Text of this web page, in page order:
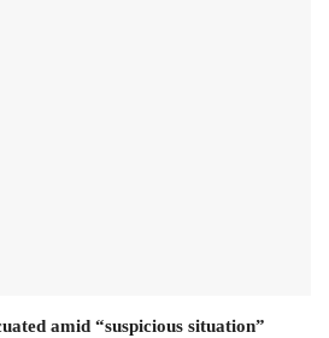
amid “suspicious situation”